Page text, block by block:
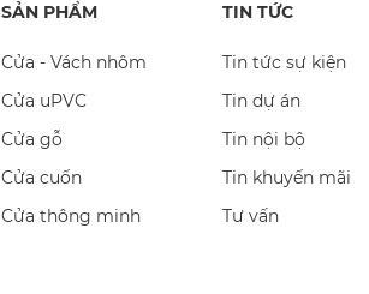
SẢN PHẨM
Cửa - Vách nhôm
Cửa uPVC
Cửa gỗ
Cửa cuốn
Cửa thông minh
TIN TỨC
Tin tức sự kiện
Tin dự án
Tin nội bộ
Tin khuyến mãi
Tư vấn